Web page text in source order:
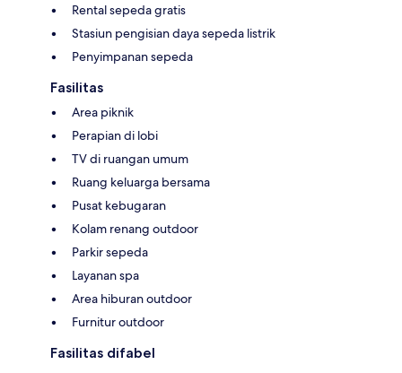
Rental sepeda gratis
Stasiun pengisian daya sepeda listrik
Penyimpanan sepeda
Fasilitas
Area piknik
Perapian di lobi
TV di ruangan umum
Ruang keluarga bersama
Pusat kebugaran
Kolam renang outdoor
Parkir sepeda
Layanan spa
Area hiburan outdoor
Furnitur outdoor
Fasilitas difabel